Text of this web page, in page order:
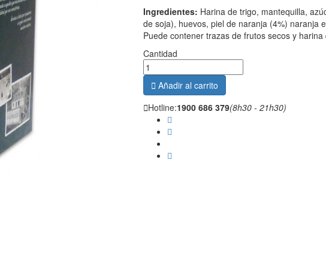
Ingredientes: Harina de trigo, mantequilla,
de soja), huevos, piel de naranja (4%) naranja
Puede contener trazas de frutos secos y harina
Cantidad
 Añadir al carrito
Hotline:1900 686 379(8h30 - 21h30)